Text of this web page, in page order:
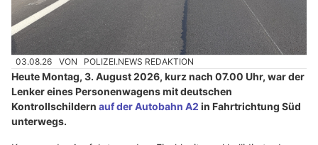
03.08.26 VON POLIZEI.NEWS REDAKTION
Heute Montag, 3. August 2026, kurz nach 07.00 Uhr, war der
Lenker eines Personenwagens mit deutschen
Kontrollschildern auf der Autobahn A2 in Fahrtrichtung Süd
unterwegs.